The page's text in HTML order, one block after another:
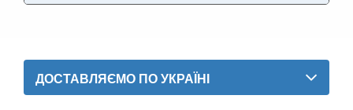
Jetta Mk VI A6 (5C6)
ДОСТАВЛЯЄМО ПО УКРАЇНІ